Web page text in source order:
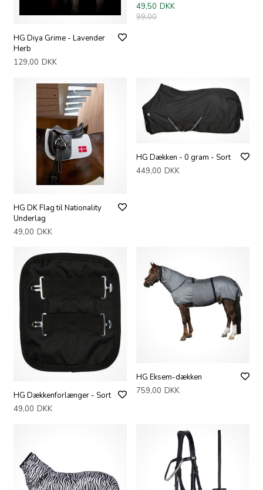
HG Diya Grime - Lavender
Herb
129,00 DKK
49,50 DKK
99,00
HG DK Flag til Nationality
Underlag
49,00 DKK
HG Dækken - 0 gram - Sort
449,00 DKK
HG Dækkenforlænger - Sort
49,00 DKK
HG Eksem-dækken
759,00 DKK